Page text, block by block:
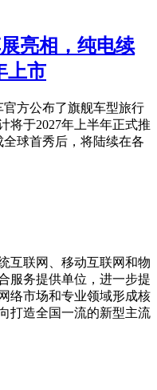
亮相，纯电续
上市
官方公布了旗舰车型旅行
将于2027年上半年正式推
球首秀后，将陆续在各
互联网、移动互联网和物
服务提供单位，进一步提
络市场和专业领域形成核
打造全国一流的新型主流